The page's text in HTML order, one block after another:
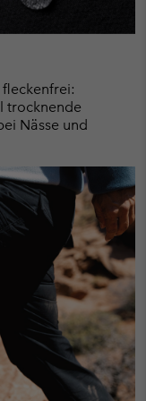
trocknende
Nässe und